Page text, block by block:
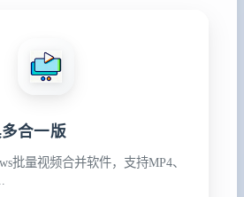
合一版
批量视频合并软件，支持MP4、